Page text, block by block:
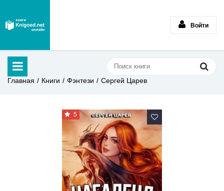
Войти
Главная Книги Фэнтези Сергей Царев
5